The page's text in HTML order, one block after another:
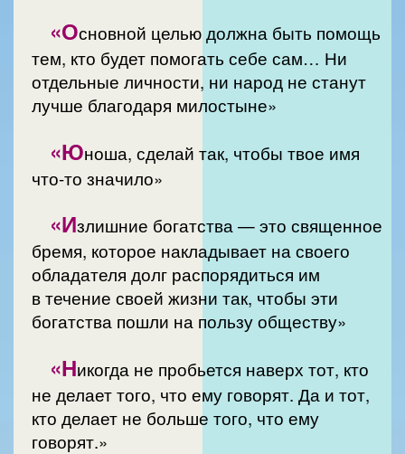
«Основной целью должна быть помощь
тем, кто будет помогать себе сам… Ни
отдельные личности, ни народ не станут
лучше благодаря милостыне»
«Юноша, сделай так, чтобы твое имя
что-то значило»
«Излишние богатства — это священное
бремя, которое накладывает на своего
обладателя долг распорядиться им
в течение своей жизни так, чтобы эти
богатства пошли на пользу обществу»
«Никогда не пробьется наверх тот, кто
не делает того, что ему говорят. Да и тот,
кто делает не больше того, что ему
говорят.»